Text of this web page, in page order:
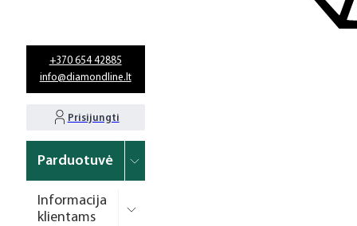
+370 654 42885
info@diamondline.lt
Prisijungti
Parduotuvė
Informacija
klientams